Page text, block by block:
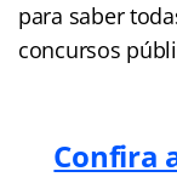
para saber
concursos
Confira